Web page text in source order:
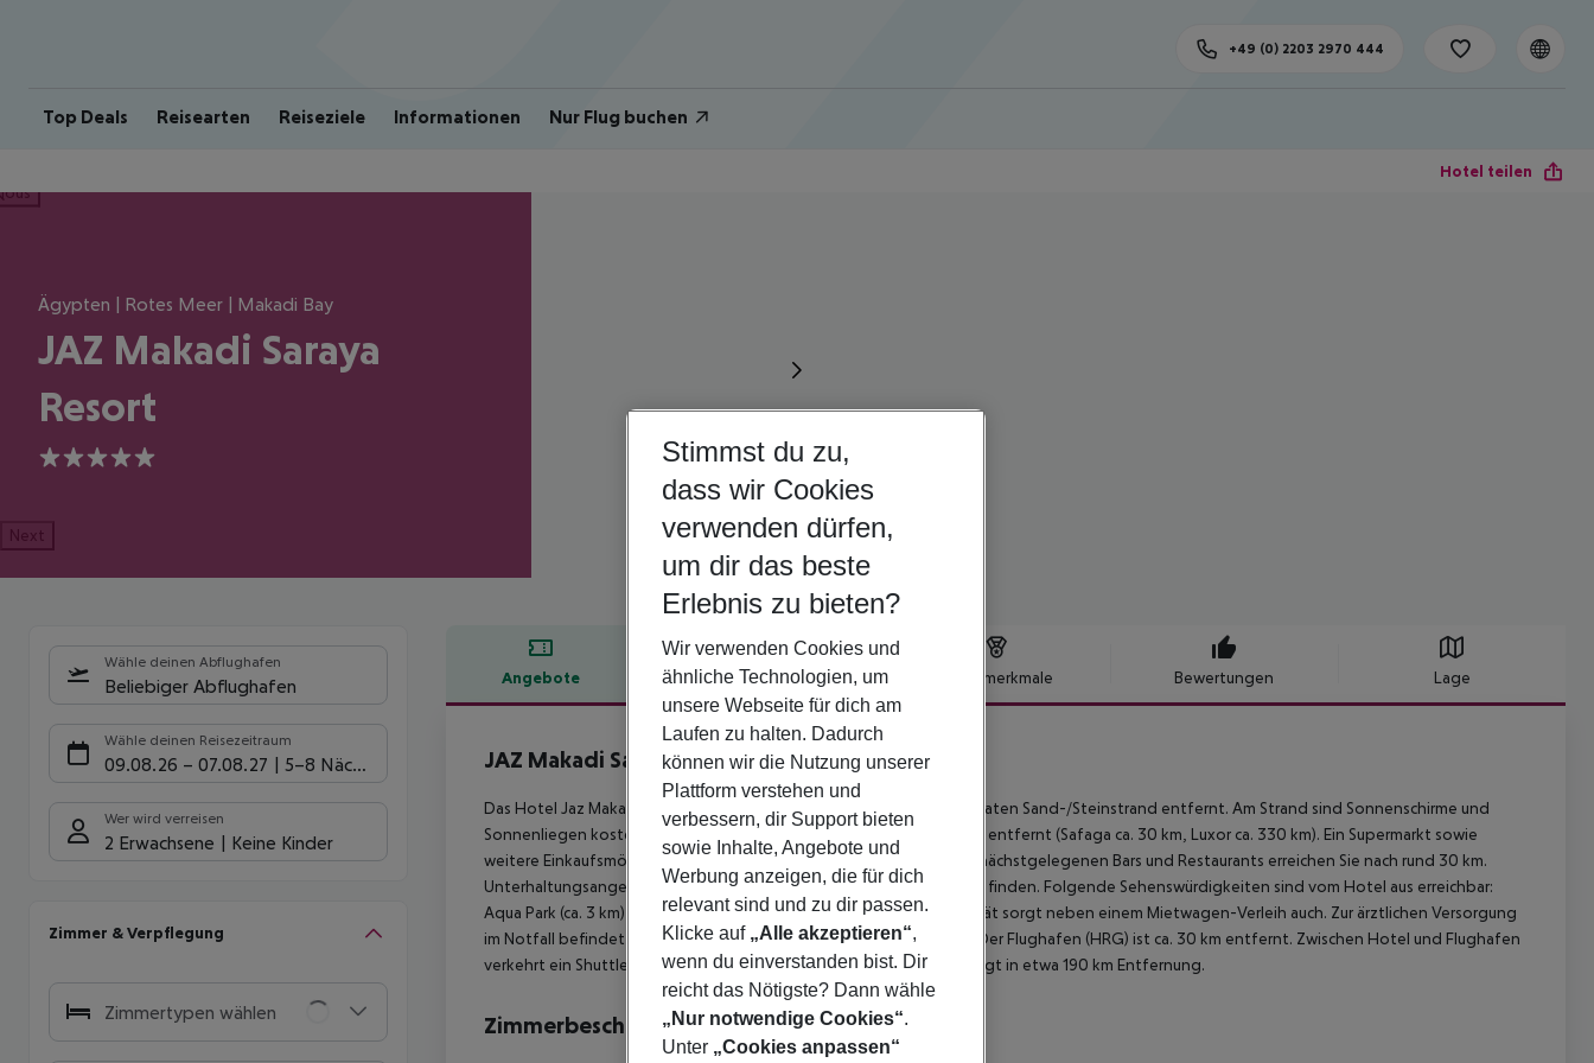
Top Deals Reisearten Reiseziele Informationen Nur Flug buchen
+49 (0) 2203 2970 444
Hotel teilen
Ägypten | Rotes Meer | Makadi Bay
JAZ Makadi Saraya
Resort
5
Next
Wähle deinen Abflughafen
Beliebiger Abflughafen
Wähle deinen Reisezeitraum
09.08.26 – 07.08.27 5-8 Nächte
Wer wird verreisen
2 Erwachsene Keine Kinder
Zimmer & Verpflegung
Zimmertypen wählen
Angebote Hotelbeschreibung Hotelmerkmale Bewertungen Lage
Hotelbeschreibung
JAZ Makadi Saraya Resort
5
Das Hotel Jaz Makadi Saraya Resort befindet sich ca. 400 m vom privaten Sand-/Steinstrand entfernt. Am Strand sind Sonnenschirme und
Sonnenliegen kostenlos verfügbar. Die Stadt Hurghada ist ca. 30 km entfernt (Safaga ca. 30 km, Luxor ca. 330 km). Ein Supermarkt sowie
weitere Einkaufsmöglichkeiten sind nach ca. 20 km zu erreichen. Die nächstgelegenen Bars und Restaurants erreichen Sie nach rund 30 km.
Unterhaltungsangebote wie ein Kino sind in ca. 20 km Entfernung zu finden. Folgende Sehenswürdigkeiten sind vom Hotel aus erreichbar:
Aqua Park (ca. 3 km) und Hurghada New Marina (ca. 30 km). Für Mobilität sorgt neben einem Mietwagen-Verleih auch. Zur ärztlichen Versorgung
im Notfall befindet sich ein Krankenhaus in etwa 30 km Entfernung. Der Flughafen (HRG) ist ca. 30 km entfernt. Zwischen Hotel und Flughafen
verkehrt ein Shuttle (gegen Gebühr). Ein weiterer Flughafen (RMF) liegt in etwa 190 km Entfernung.
Zimmerbeschreibung
Stimmst du zu,
dass wir Cookies
verwenden dürfen,
um dir das beste
Erlebnis zu bieten?
Wir verwenden Cookies und
ähnliche Technologien, um
unsere Webseite für dich am
Laufen zu halten. Dadurch
können wir die Nutzung unserer
Plattform verstehen und
verbessern, dir Support bieten
sowie Inhalte, Angebote und
Werbung anzeigen, die für dich
relevant sind und zu dir passen.
Klicke auf „Alle akzeptieren“,
wenn du einverstanden bist. Dir
reicht das Nötigste? Dann wähle
„Nur notwendige Cookies“.
Unter „Cookies anpassen“